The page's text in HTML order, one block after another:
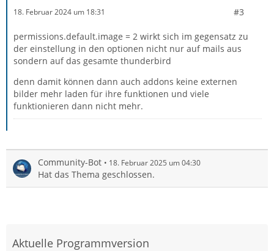
18. Februar 2024 um 18:31 #3
permissions.default.image = 2 wirkt sich im gegensatz zu
der einstellung in den optionen nicht nur auf mails aus
sondern auf das gesamte thunderbird
denn damit können dann auch addons keine externen
bilder mehr laden für ihre funktionen und viele
funktionieren dann nicht mehr.
Community-Bot 18. Februar 2025 um 04:30
Hat das Thema geschlossen.
Aktuelle Programmversion